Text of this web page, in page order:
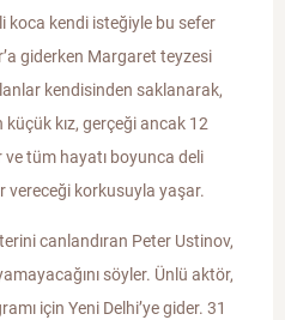
koca kendi isteğiyle bu sefer
giderken Margaret teyzesi
kendisinden saklanarak,
kız, gerçeği ancak 12
tüm hayatı boyunca deli
vereceği korkusuyla yaşar.
canlandıran Peter Ustinov,
söyler. Ünlü aktör,
için Yeni Delhi’ye gider. 31